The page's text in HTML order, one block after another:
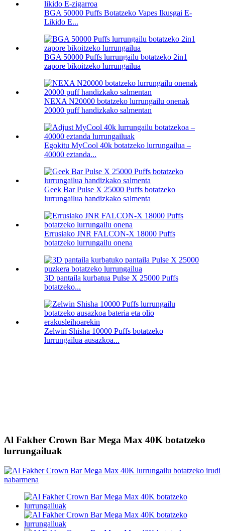
BGA 50000 Puffs Botatzeko Vapes Ikusgai E-
Likido E...
BGA 50000 Puffs lurrungailu botatzeko 2in1
zapore bikoitzeko lurrungailua
NEXA N20000 botatzeko lurrungailu onenak
20000 puff handizkako salmentan
Egokitu MyCool 40k botatzeko lurrungailua –
40000 eztanda...
Geek Bar Pulse X 25000 Puffs botatzeko
lurrungailua handizkako salmenta
Errusiako JNR FALCON-X 18000 Puffs
botatzeko lurrungailu onena
3D pantaila kurbatua Pulse X 25000 Puffs
botatzeko...
Zelwin Shisha 10000 Puffs botatzeko
lurrungailua ausazkoa...
Al Fakher Crown Bar Mega Max 40K botatzeko
lurrungailuak